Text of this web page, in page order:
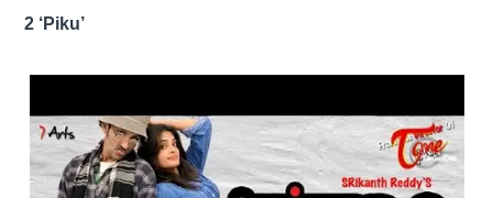
2 ‘Piku’